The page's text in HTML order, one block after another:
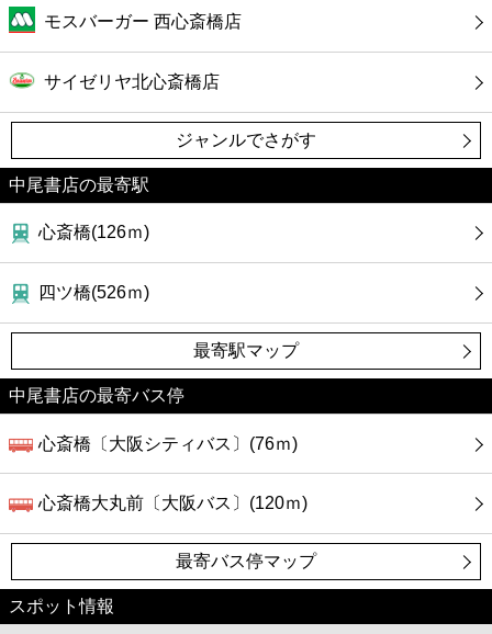
モスバーガー 西心斎橋店
サイゼリヤ北心斎橋店
ジャンルでさがす
中尾書店の最寄駅
心斎橋(126ｍ)
四ツ橋(526ｍ)
最寄駅マップ
中尾書店の最寄バス停
心斎橋〔大阪シティバス〕(76ｍ)
心斎橋大丸前〔大阪バス〕(120ｍ)
最寄バス停マップ
スポット情報